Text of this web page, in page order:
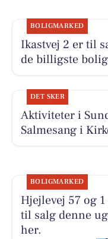
BOLIGMARKED
Ikastvej 2 er til
de billigste
DET SKER
Aktiviteter i
Salmesang i
BOLIGMARKED
Hjejlevej 57 og
til salg denne
her.